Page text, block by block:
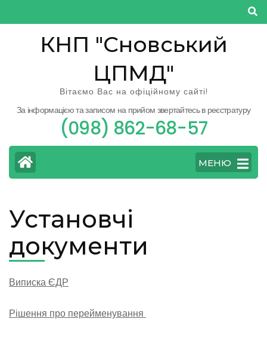
до
КНП "Сновський
ЦПМД"
Вітаємо Вас на офіційному сайті!
За інформацією та записом на прийом звертайтесь в реєстратуру
(098) 862-68-57
МЕНЮ
Установчі
документи
Виписка ЄДР
Рішення про перейменування